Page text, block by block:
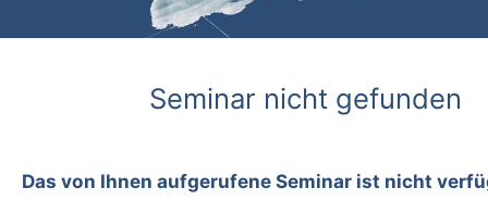
Seminar nicht gefunden
Das von Ihnen aufgerufene Seminar ist nicht